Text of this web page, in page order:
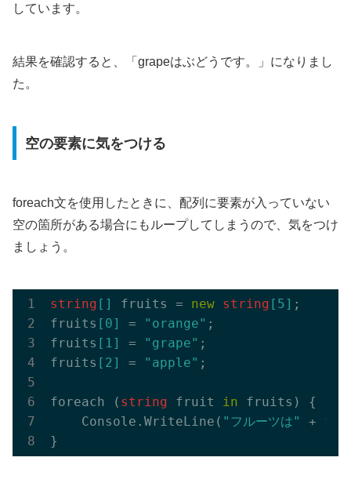
しています。
結果を確認すると、「grapeはぶどうです。」になりまし
た。
空の要素に気をつける
foreach文を使用したときに、配列に要素が入っていない
空の箇所がある場合にもループしてしまうので、気をつけ
ましょう。
string [] fruits = new string [ 5] ;
fruits [ 0] = "orange" ;
fruits [ 1] = "grape" ;
fruits [ 2] = "apple" ;
foreach ( string fruit in fruits) {
    Console.
WriteLine( "フルーツは" +